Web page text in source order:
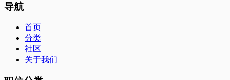
导航
首页
分类
社区
关于我们